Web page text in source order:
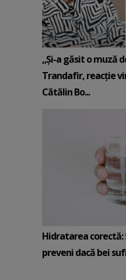
„Și-a găsit o muză
Trandafir, reacție
Cătălin Bo...
Hidratarea corectă:
preveni dacă bei